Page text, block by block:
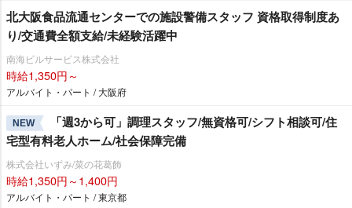
北大阪食品流通センターでの施設警備スタッフ 資格取得制度あ
り/交通費全額支給/未経験活躍中
南海ビルサービス株式会社
時給1,350円～
アルバイト・パート / 大阪府
NEW
「週3から可」調理スタッフ/無資格可/シフト相談可/住
宅型有料老人ホーム/社会保障完備
株式会社いずみ/菜の花葛飾
時給1,350円～1,400円
アルバイト・パート / 東京都